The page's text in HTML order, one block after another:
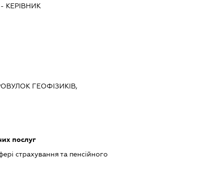
- КЕРІВНИК
ГЕОФІЗИКІВ,
послуг
страхування та пенсійного